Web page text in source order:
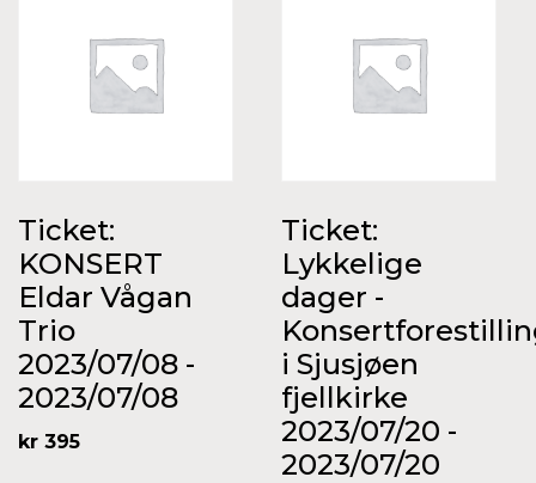
Ticket:
KONSERT
Eldar Vågan
Trio
2023/07/08 -
2023/07/08
kr 395
Ticket:
Lykkelige
dager -
i Sjusjøen
fjellkirke
2023/07/20 -
2023/07/20